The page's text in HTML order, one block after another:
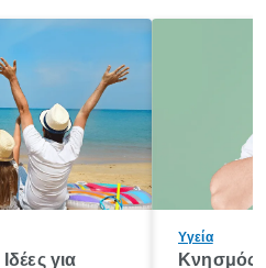
για
Υγεία
Κνησμός: